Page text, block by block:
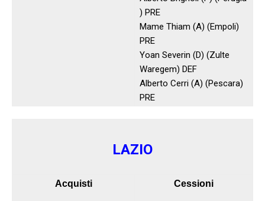
) PRE
Mame Thiam (A) (Empoli)
PRE
Yoan Severin (D) (Zulte
Waregem) DEF
Alberto Cerri (A) (Pescara)
PRE
LAZIO
Acquisti Cessioni